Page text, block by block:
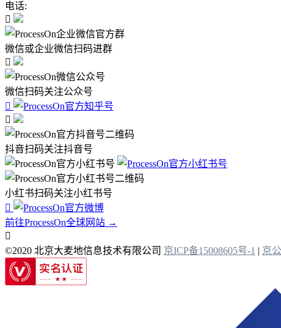
电话:

微信或企业微信扫码进群

微信扫码关注公众号


抖音扫码关注抖音号
小红书扫码关注小红书号

前往ProcessOn全球网站 →

©2020 北京大麦地信息技术有限公司 京ICP备15008605号-1 | 京